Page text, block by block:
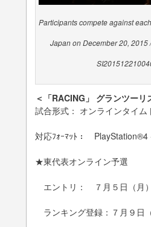
Participants compete against
Japan on December 20,
＜「RACING」 グランツーリ
試合形式： オンラインタイム
対応ﾌｫｰﾏｯﾄ：
★東代表オンライン予選
エントリ： ７月５日（月
ランキング登録：７月９日